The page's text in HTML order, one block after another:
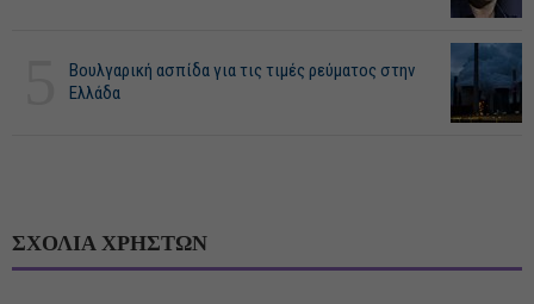
Βουλγαρική ασπίδα για τις τιμές ρεύματος στην
Ελλάδα
ΣΧΟΛΙΑ ΧΡΗΣΤΩΝ